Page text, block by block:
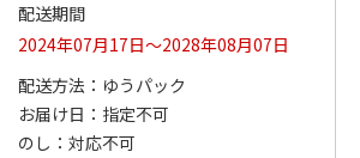
ペット線香 虹のか
なた フルーティフ
ローラルの香り
590円
(送料別・税込)
CIAO 香り立つクラ
ンキー ちゅ～る和
配送期間
2024年07月17日～2028年08月07日
配送方法
ゆうパック
お届け日
指定不可
のし
対応不可